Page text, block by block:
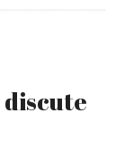
discute